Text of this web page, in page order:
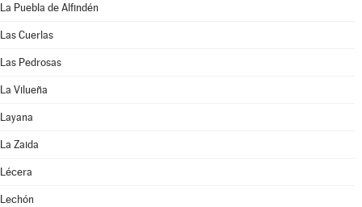
La Puebla de Alfindén
Las Cuerlas
Las Pedrosas
La Vilueña
Layana
La Zaida
Lécera
Lechón